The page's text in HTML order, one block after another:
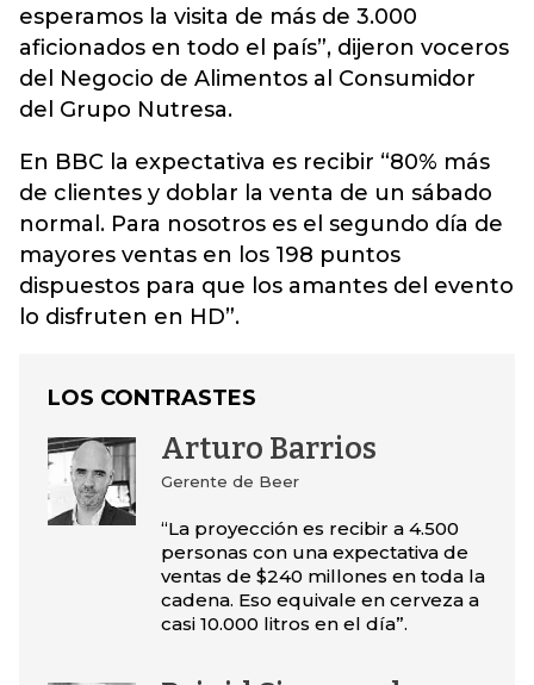
esperamos la visita de más de 3.000
aficionados en todo el país”, dijeron voceros
del Negocio de Alimentos al Consumidor
del Grupo Nutresa.
En BBC la expectativa es recibir “80% más
de clientes y doblar la venta de un sábado
normal. Para nosotros es el segundo día de
mayores ventas en los 198 puntos
dispuestos para que los amantes del evento
lo disfruten en HD”.
LOS CONTRASTES
Arturo Barrios
Gerente de Beer
“La proyección es recibir a 4.500
personas con una expectativa de
ventas de $240 millones en toda la
cadena. Eso equivale en cerveza a
casi 10.000 litros en el día”.